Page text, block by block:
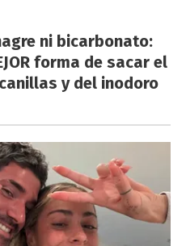
ni bicarbonato:
forma de sacar el
y del inodoro